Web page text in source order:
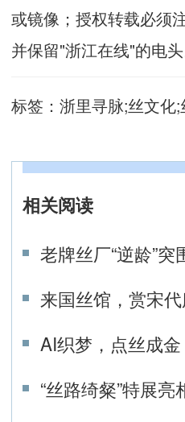
或镜像；授权转载必须
并保留"浙江在线"的电头
标签： 浙里寻脉;丝文化;
相关阅读
老牌丝厂“逆龄”突
来国丝馆，赏宋
AI织梦，点丝成金
“丝路绮粲”特展